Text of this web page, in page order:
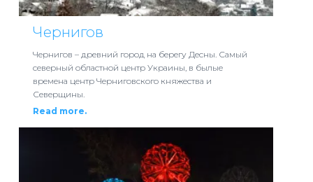
Чернигов
Чернигов – древний город на берегу Десны. Самый
северный областной центр Украины, в былые
времена центр Черниговского княжества и
Северщины.
Read more.